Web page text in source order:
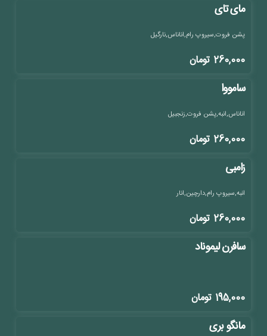
مای تای
پشن فروت,سیروپ رام,اناناس,نارگیل
260,000 تومان
سامووا
اناناس,انبه,پشن فروت,زنجبیل
260,000 تومان
زامبی
انبه,سیروپ رام,دارچین,انار
260,000 تومان
سافرن لیموناد
195,000 تومان
مانگو بری